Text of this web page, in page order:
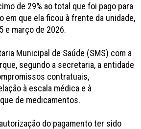
de 29% ao total que foi pago para
em que ela ficou à frente da unidade,
e março de 2026.
Municipal de Saúde (SMS) com a
segundo a secretaria, a entidade
contratuais,
à escala médica e à
de medicamentos.
do pagamento ter sido